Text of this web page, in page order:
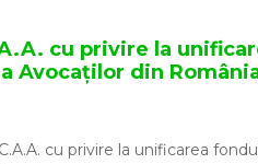
cu privire la
Avocaților din
cu privire la unificarea